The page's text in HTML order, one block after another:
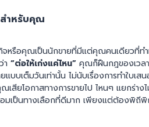
ำหรับคุณ
จหรือคุณเป็นนักขายที่มีแต่คุณคนเดียวที่ทำ
า “ต่อให้เก่งแค่ไหน” คุณก็ฝืนกฎของเวล
บเต็มวันเท่านั้น ไม่นับเรื่องการทำใบเสน
เสียโอกาสทางการขายไป ไหนๆ แยกร่า
ย่อมเป็นทางเลือกที่ดีมาก เพียงแต่ต้องพิ